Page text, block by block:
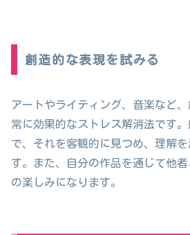
創造的な表現を試みる
アートやライティング、音楽など
常に効果的なストレス解消法です
で、それを客観的に見つめ、理解
す。また、自分の作品を通じて他
の楽しみになります。